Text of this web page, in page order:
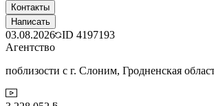
Контакты
Написать
03.08.2026 ID 4197193
Агентство
поблизости с г. Слоним, Гродненская